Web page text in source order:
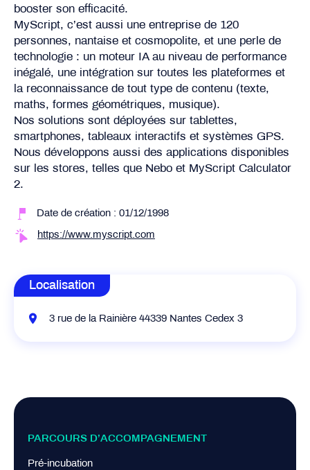
booster son efficacité.
MyScript, c’est aussi une entreprise de 120
personnes, nantaise et cosmopolite, et une perle de
technologie : un moteur IA au niveau de performance
inégalé, une intégration sur toutes les plateformes et
la reconnaissance de tout type de contenu (texte,
maths, formes géométriques, musique).
Nos solutions sont déployées sur tablettes,
smartphones, tableaux interactifs et systèmes GPS.
Nous développons aussi des applications disponibles
sur les stores, telles que Nebo et MyScript Calculator
2.
Date de création : 01/12/1998
https://www.myscript.com
Localisation
3 rue de la Rainière 44339 Nantes Cedex 3
PARCOURS D’ACCOMPAGNEMENT
Pré-incubation